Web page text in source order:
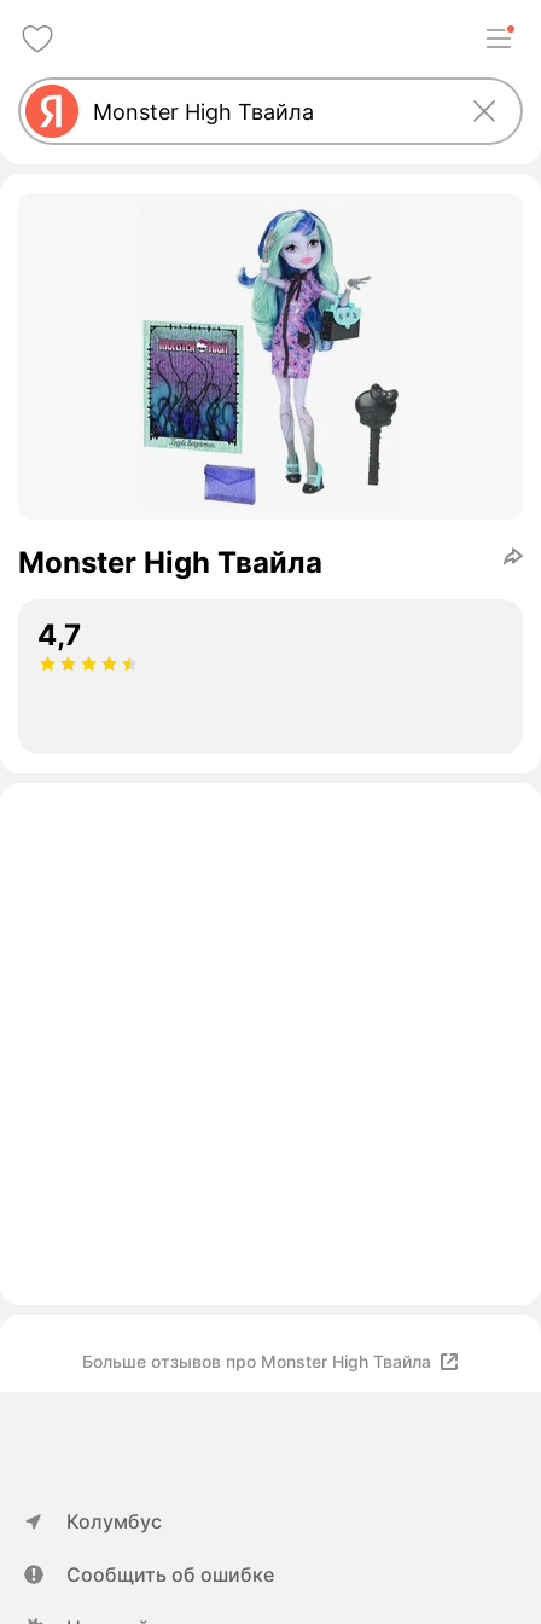
Monster High Твайла
4,7
Больше отзывов про Monster High Твайла
Колумбус
Сообщить об ошибке